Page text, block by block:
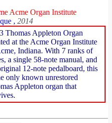
Acme Organ Institute
, 2014
Thomas Appleton Organ
at the Acme Organ Institute
Indiana. With 7 ranks of
a single 58-note manual, and
12-note pedalboard, this
only known unrestored
Appleton organ that